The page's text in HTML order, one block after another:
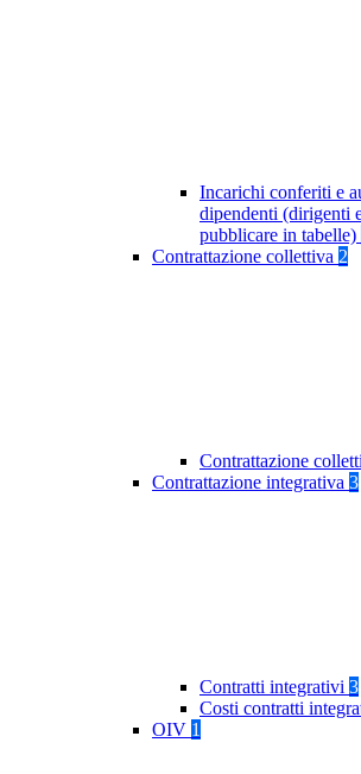
Incarichi conferiti e
dipendenti (dirigenti
pubblicare in tabelle)
Contrattazione collettiva 2
Contrattazione
Contrattazione integrativa 3
Contratti integrativi 3
Costi contratti
OIV 1